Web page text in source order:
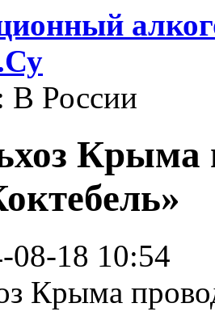
В России
Крыма
08-18 10:54
Крыма